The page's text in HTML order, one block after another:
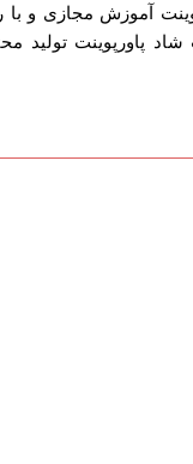
آموزش مجازی و
پاورپوینت تولید